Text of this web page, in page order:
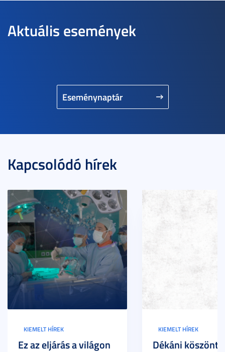
Aktuális események
Eseménynaptár
Kapcsolódó hírek
KIEMELT HÍREK
Ez az eljárás a világon
KIEMELT HÍREK
Dékáni köszöntő